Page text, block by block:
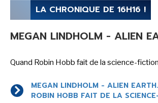
LA CHRONIQUE DE 16H16 !
MEGAN LINDHOLM - ALIEN
Quand Robin Hobb fait de la science-fiction
MEGAN LINDHOLM - ALIEN
ROBIN HOBB FAIT DE LA